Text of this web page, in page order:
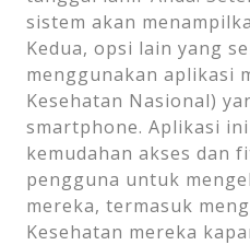
sistem akan
Kedua, opsi lain yang
menggunakan aplikasi
Kesehatan Nasional)
smartphone. Aplikasi
kemudahan akses dan
pengguna untuk
mereka, termasuk
Kesehatan mereka